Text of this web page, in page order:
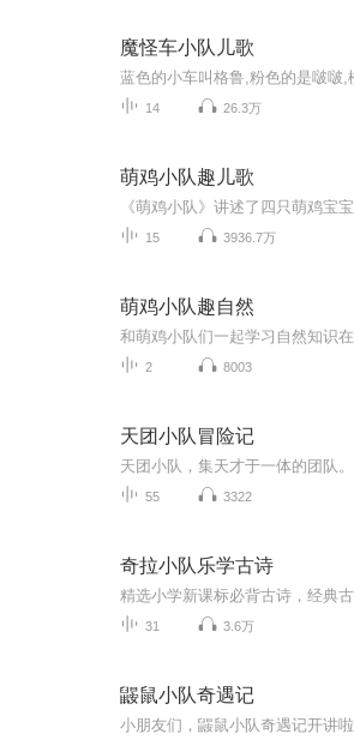
魔怪车小队儿歌
14 26.3万
萌鸡小队趣儿歌
15 3936.7万
萌鸡小队趣自然
2 8003
天团小队冒险记
55 3322
奇拉小队乐学古诗
31 3.6万
鼹鼠小队奇遇记